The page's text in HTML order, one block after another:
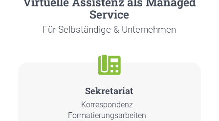
Ser­vice
Für Selb­stän­di­ge & Unter­neh­men
Sekre­ta­ri­at
Kor­re­spon­denz
For­ma­tie­rungs­ar­bei­ten